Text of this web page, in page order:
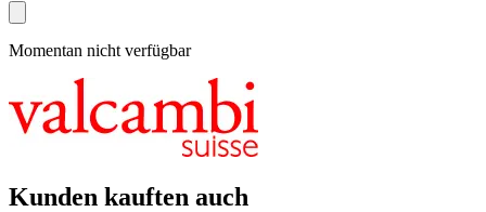
Momentan nicht verfügbar
Kunden kauften auch